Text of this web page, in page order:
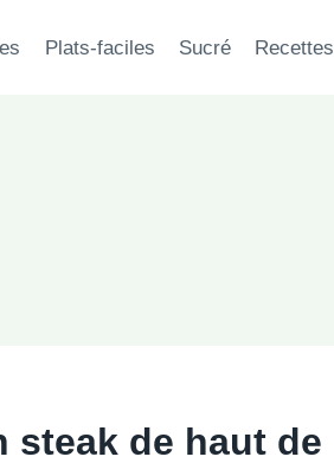
Plats-faciles Sucré Recettes
steak de haut de